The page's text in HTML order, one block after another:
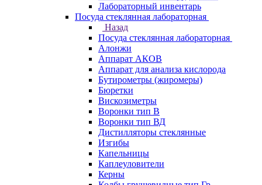
Лабораторный инвентарь
Посуда стеклянная лабораторная
Назад
Посуда стеклянная лабораторная
Алонжи
Аппарат АКОВ
Аппарат для анализа кислорода
Бутирометры (жиромеры)
Бюретки
Вискозиметры
Воронки тип В
Воронки тип ВД
Дистилляторы стеклянные
Изгибы
Капельницы
Каплеуловители
Керны